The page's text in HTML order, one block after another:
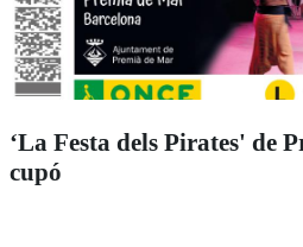
‘La Festa dels Pirates' de
cupó